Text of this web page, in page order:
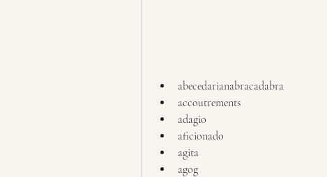
abecedarianabracadabra
accoutrements
adagio
aficionado
agita
agog